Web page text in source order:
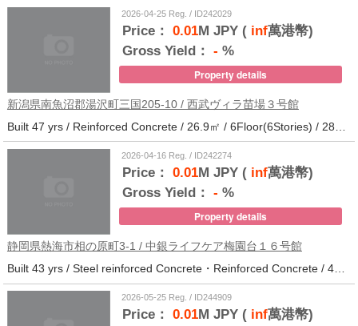
2026-04-25 Reg. / ID242029
Price： 0.01M JPY (inf萬港幣)
Gross Yield： - %
Property details
新潟県南魚沼郡湯沢町三国205-10 / 西武ヴィラ苗場３号館
2026-04-16 Reg. / ID242274
Price： 0.01M JPY (inf萬港幣)
Gross Yield： - %
Property details
静岡県熱海市相の原町3-1 / 中銀ライフケア梅園台１６号館
Built 43 yrs / Steel reinforced Concrete・Reinforced Concrete / 44.37㎡ / 5Floor(14Stories) / 294Units / Distance from the station.25
2026-05-25 Reg. / ID244909
Price： 0.01M JPY (inf萬港幣)